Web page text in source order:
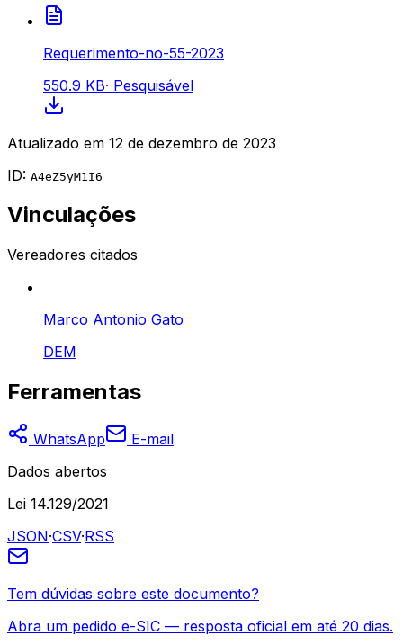
Requerimento-no-55-2023
550.9 KB· Pesquisável
Atualizado em 12 de dezembro de 2023
ID: A4eZ5yM1I6
Vinculações
Vereadores citados
Marco Antonio Gato
DEM
Ferramentas
WhatsApp
E-mail
Dados abertos
Lei 14.129/2021
JSON·CSV·RSS
Tem dúvidas sobre este documento?
Abra um pedido e-SIC — resposta oficial em até 20 dias.